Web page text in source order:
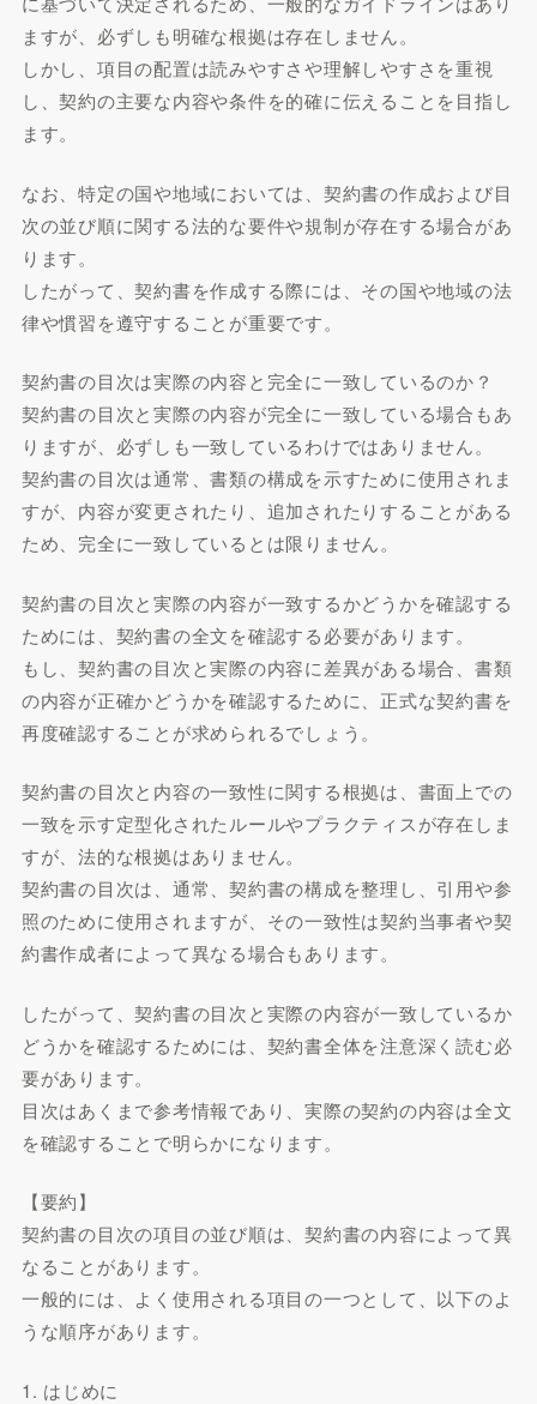
ますが、必ずしも明確な根拠は存在しません。
しかし、項目の配置は読みやすさや理解しやすさを重視
し、契約の主要な内容や条件を的確に伝えることを目指し
ます。
なお、特定の国や地域においては、契約書の作成および目
次の並び順に関する法的な要件や規制が存在する場合があ
ります。
したがって、契約書を作成する際には、その国や地域の法
律や慣習を遵守することが重要です。
契約書の目次は実際の内容と完全に一致しているのか？
契約書の目次と実際の内容が完全に一致している場合もあ
りますが、必ずしも一致しているわけではありません。
契約書の目次は通常、書類の構成を示すために使用されま
すが、内容が変更されたり、追加されたりすることがある
ため、完全に一致しているとは限りません。
契約書の目次と実際の内容が一致するかどうかを確認する
ためには、契約書の全文を確認する必要があります。
もし、契約書の目次と実際の内容に差異がある場合、書類
の内容が正確かどうかを確認するために、正式な契約書を
再度確認することが求められるでしょう。
契約書の目次と内容の一致性に関する根拠は、書面上での
一致を示す定型化されたルールやプラクティスが存在しま
すが、法的な根拠はありません。
契約書の目次は、通常、契約書の構成を整理し、引用や参
照のために使用されますが、その一致性は契約当事者や契
約書作成者によって異なる場合もあります。
したがって、契約書の目次と実際の内容が一致しているか
どうかを確認するためには、契約書全体を注意深く読む必
要があります。
目次はあくまで参考情報であり、実際の契約の内容は全文
を確認することで明らかになります。
【要約】
契約書の目次の項目の並び順は、契約書の内容によって異
なることがあります。
一般的には、よく使用される項目の一つとして、以下のよ
うな順序があります。
1. はじめに